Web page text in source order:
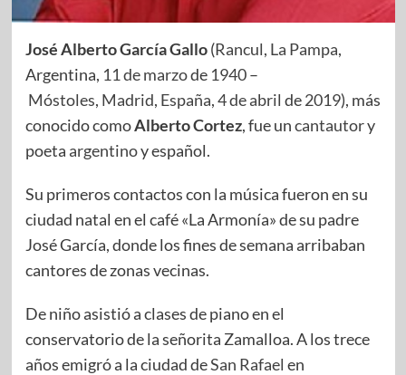
José Alberto García Gallo(Rancul, La Pampa,
Argentina, 11 de marzode 1940–
Móstoles, Madrid, España,4 de abril de2019), más
conocido comoAlberto Cortez, fue uncantautory
poeta argentinoy español.
Su primeros contactos con la música fueron en su
ciudad natal en el café «La Armonía» de su padre
José García, donde los fines de semana arribaban
cantores de zonas vecinas.
De niño asistió a clases de piano en el
conservatorio de la señorita Zamalloa. A los trece
años emigró a la ciudad deSan Rafael en